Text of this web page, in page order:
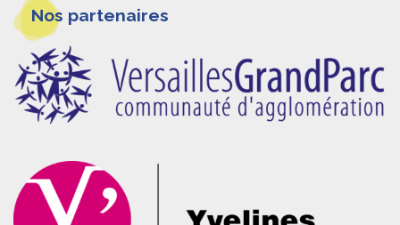
pieds
de
page
Nos partenaires